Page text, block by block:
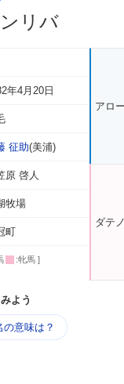
リバ
年4月20日
征助(美浦)
原 啓人
牧場
町
:牝馬 ]
アロ
ダテ
よう
意味は？